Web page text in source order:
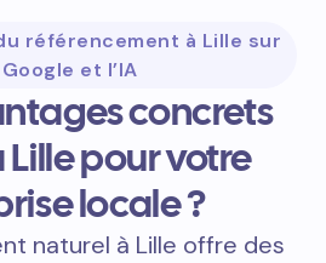
référencement à Lille sur
Google et l’IA
concrets
Lille pour votre
locale ?
naturel à Lille offre des